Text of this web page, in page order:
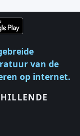
van de
op internet.